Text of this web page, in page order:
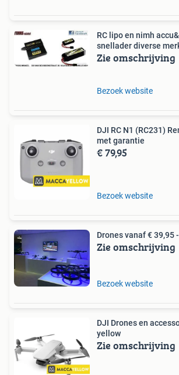
RC lipo en nimh
snellader diverse
Zie omschrijving
Bezoek website
DJI RC N1 (RC231)
met garantie
€ 79,95
Bezoek website
Drones vanaf € 39,95
Zie omschrijving
Bezoek website
DJI Drones en
yellow
Zie omschrijving